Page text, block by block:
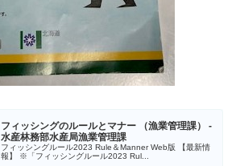
フィッシングのルールとマナー （漁業管理課） -
水産林務部水産局漁業管理課
フィッシングルール2023 Rule＆Manner Web版 【最新情
報】 ※「フィッシングルール2023 Rul...